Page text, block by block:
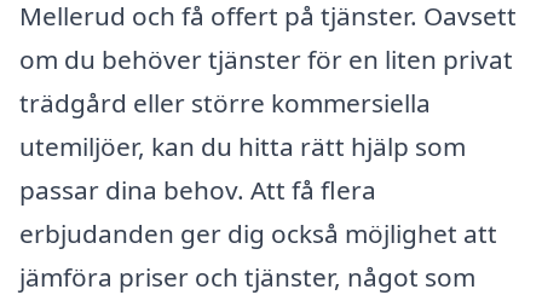
Mellerud och få offert på tjänster. Oavsett
om du behöver tjänster för en liten privat
trädgård eller större kommersiella
utemiljöer, kan du hitta rätt hjälp som
passar dina behov. Att få flera
erbjudanden ger dig också möjlighet att
jämföra priser och tjänster, något som